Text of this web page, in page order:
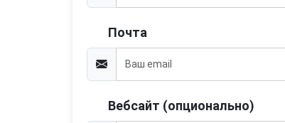
Почта
Вебсайт (опционально)